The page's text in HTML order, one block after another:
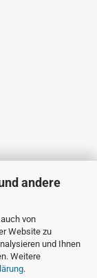
andere
von
Website zu
und Ihnen
Weitere
.